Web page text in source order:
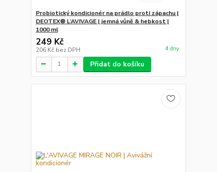
Probiotický kondicionér na prádlo proti zápachu |
DEOTEX® L’AVIVAGE | jemná vůně & hebkost |
1000 ml
249 Kč
206 Kč bez DPH 4 dny
Přidat do košíku